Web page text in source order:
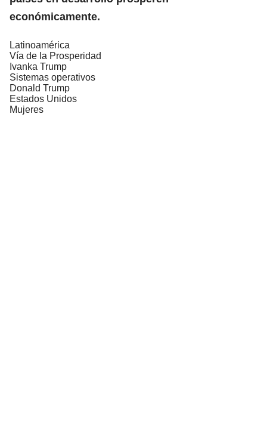
económicamente.
Latinoamérica
Vía de la Prosperidad
Ivanka Trump
Sistemas operativos
Donald Trump
Estados Unidos
Mujeres